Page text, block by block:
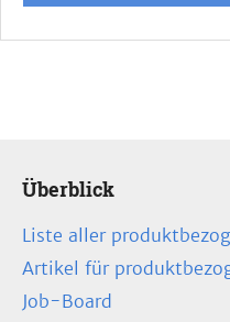
Überblick
Liste aller
Artikel für
Job-Board